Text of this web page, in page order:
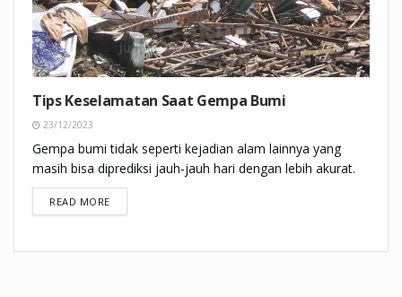
Tips Keselamatan Saat Gempa Bumi
23/12/2023
Gempa bumi tidak seperti kejadian alam lainnya yang
masih bisa diprediksi jauh-jauh hari dengan lebih akurat.
READ MOREDETAILS